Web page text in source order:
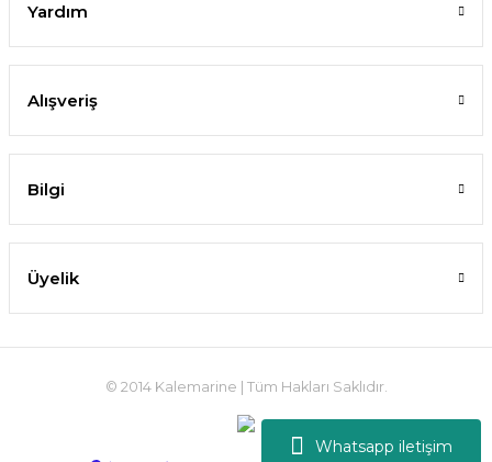
Whatsapp iletişim
Yardım
Alışveriş
Bilgi
Üyelik
© 2014 Kalemarine | Tüm Hakları Saklıdır.